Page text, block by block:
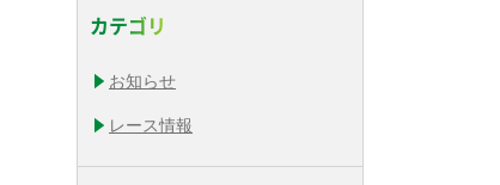
カテゴリ
お知らせ
レース情報